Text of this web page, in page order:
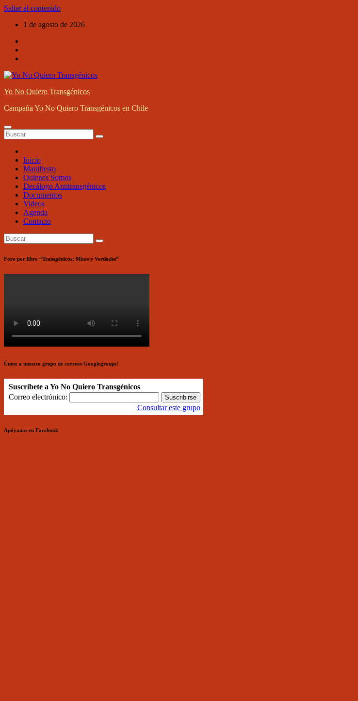
Saltar al contenido
1 de agosto de 2026
Yo No Quiero Transgénicos
Campaña Yo No Quiero Transgénicos en Chile
Inicio
Manifiesto
Quienes Somos
Decálogo Antitransgénicos
Documentos
Videos
Agenda
Contacto
Foro por libro “Transgénicos: Mitos y Verdades”
Únete a nuestro grupo de correos Googlegroups!
Suscríbete a Yo No Quiero Transgénicos
Correo electrónico:
Consultar este grupo
Apóyanos en Facebook